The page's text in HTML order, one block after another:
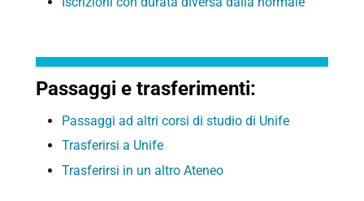
Passaggi e trasferimenti:
Passaggi ad altri corsi di studio di Unife
Trasferirsi a Unife
Trasferirsi in un altro Ateneo